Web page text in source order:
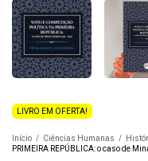
LIVRO EM OFERTA!
Início / Ciências Humanas /
PRIMEIRA REPÚBLICA: o caso de